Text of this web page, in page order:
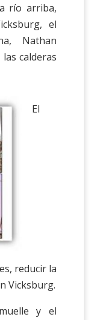
río arriba,
el
Nathan
calderas
El
reducir la
Vicksburg.
y el